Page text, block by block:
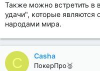
Также можно встретить в
удачи", которые
народами мира.
C Casha
ПокерПро🥈